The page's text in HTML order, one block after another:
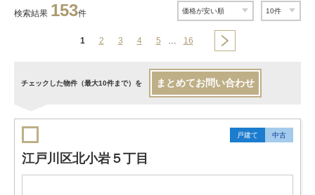
検索結果 153件
1 2 3 4 5 … 16
チェックした物件（最大10件まで）を まとめてお問い合わせ
戸建て 中古
江戸川区北小岩５丁目